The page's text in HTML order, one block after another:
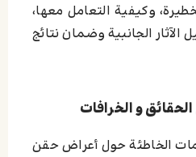
وكيفية التعامل معها،
الآثار الجانبية وضمان نتائج
و الخرافات
الخاطئة حول أعراض حقن